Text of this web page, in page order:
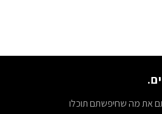
את מה שחיפשתם תוכלו